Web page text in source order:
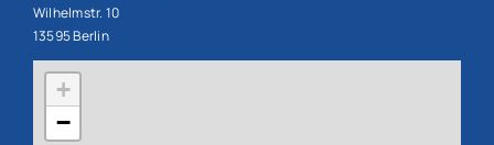
Wilhelmstr. 10
13595 Berlin
+
−